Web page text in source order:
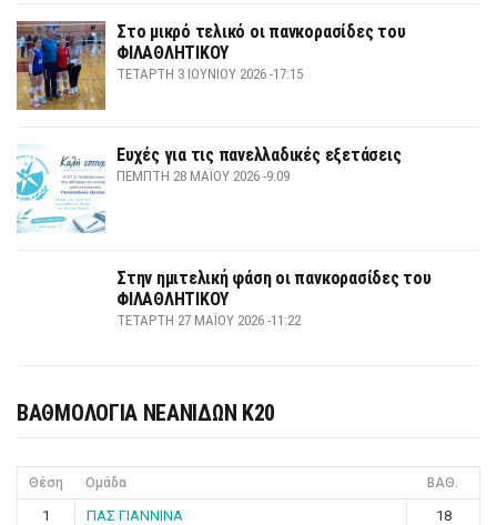
Στο μικρό τελικό οι πανκορασίδες του
ΦΙΛΑΘΛΗΤΙΚΟΥ
ΤΕΤΆΡΤΗ 3 ΙΟΥΝΊΟΥ 2026 -17:15
Ευχές για τις πανελλαδικές εξετάσεις
ΠΈΜΠΤΗ 28 ΜΑΪ́ΟΥ 2026 -9:09
Στην ημιτελική φάση οι πανκορασίδες του
ΦΙΛΑΘΛΗΤΙΚΟΥ
ΤΕΤΆΡΤΗ 27 ΜΑΪ́ΟΥ 2026 -11:22
ΒΑΘΜΟΛΟΓΙΑ ΝΕΑΝΙΔΩΝ Κ20
Θέση Ομάδα ΒΑΘ.
1 ΠΑΣ ΓΙΑΝΝΙΝΑ
18